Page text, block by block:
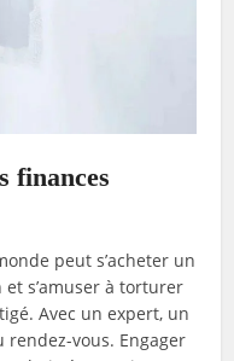
finances
peut s’acheter un
s’amuser à torturer
Avec un expert, un
vous. Engager